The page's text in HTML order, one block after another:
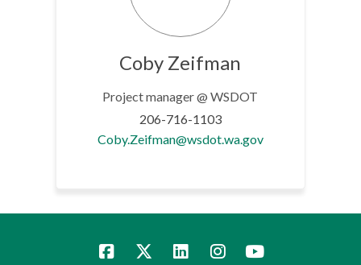
Coby Zeifman
Project manager @ WSDOT
206-716-1103
Coby.Zeifman@wsdot.wa.gov(External link)